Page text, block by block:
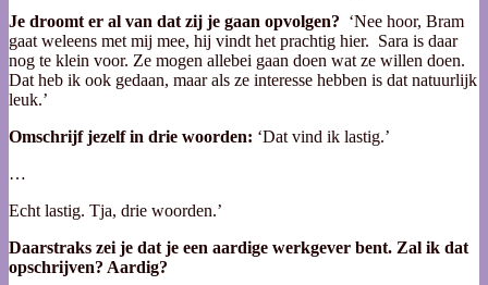
Je droomt er al van dat zij je gaan opvolgen? ‘Nee hoor, Bram
gaat weleens met mij mee, hij vindt het prachtig hier. Sara is daar
nog te klein voor. Ze mogen allebei gaan doen wat ze willen doen.
Dat heb ik ook gedaan, maar als ze interesse hebben is dat natuurlijk
leuk.’
Omschrijf jezelf in drie woorden: ‘Dat vind ik lastig.’
…
Echt lastig. Tja, drie woorden.’
Daarstraks zei je dat je een aardige werkgever bent. Zal ik dat
opschrijven? Aardig?